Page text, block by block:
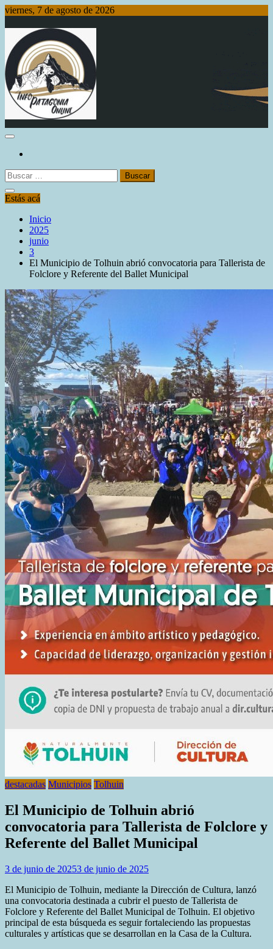
Saltar
contenido
viernes, 7 de agosto de 2026
Info Patagonia Online
Buscar:
Estás acá
Inicio
2025
junio
3
El Municipio de Tolhuin abrió convocatoria para Tallerista de
Folclore y Referente del Ballet Municipal
destacadas Municipios Tolhuin
El Municipio de Tolhuin abrió
convocatoria para Tallerista de Folclore y
Referente del Ballet Municipal
3 de junio de 20253 de junio de 2025
El Municipio de Tolhuin, mediante la Dirección de Cultura, lanzó
una convocatoria destinada a cubrir el puesto de Tallerista de
Folclore y Referente del Ballet Municipal de Tolhuin. El objetivo
principal de esta búsqueda es seguir fortaleciendo las propuestas
culturales y artísticas que se desarrollan en la Casa de la Cultura.